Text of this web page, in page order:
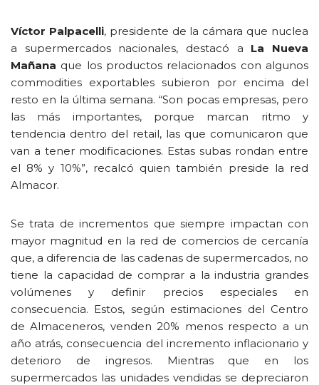
Víctor Palpacelli, presidente de la cámara que nuclea
a supermercados nacionales, destacó a La Nueva
Mañana que los productos relacionados con algunos
commodities exportables subieron por encima del
resto en la última semana. “Son pocas empresas, pero
las más importantes, porque marcan ritmo y
tendencia dentro del retail, las que comunicaron que
van a tener modificaciones. Estas subas rondan entre
el 8% y 10%”, recalcó quien también preside la red
Almacor.
Se trata de incrementos que siempre impactan con
mayor magnitud en la red de comercios de cercanía
que, a diferencia de las cadenas de supermercados, no
tiene la capacidad de comprar a la industria grandes
volúmenes y definir precios especiales en
consecuencia. Estos, según estimaciones del Centro
de Almaceneros, venden 20% menos respecto a un
año atrás, consecuencia del incremento inflacionario y
deterioro de ingresos. Mientras que en los
supermercados las unidades vendidas se depreciaron